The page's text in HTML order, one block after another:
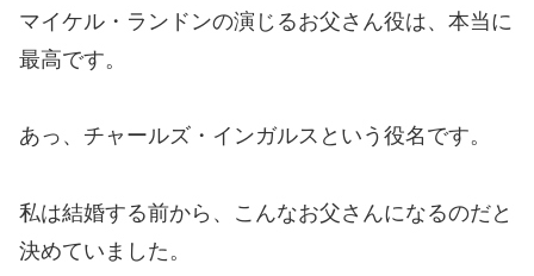
マイケル・ランドンの演じるお父さん役は、本当に
最高です。
あっ、チャールズ・インガルスという役名です。
私は結婚する前から、こんなお父さんになるのだと
決めていました。